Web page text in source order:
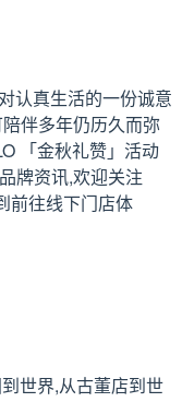
认真生活的一份诚意
伴多年仍历久而弥
「金秋礼赞」活动
牌资讯,欢迎关注
前往线下门店体
世界,从古董店到世